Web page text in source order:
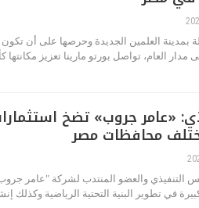
بمدينة العلمين الجديدة وحرصها على أن تكون
مدار العام، تواصل بورتو مارينا تعزيز مكانتها
«عامر جروب» تضخ
محافظات مصر
التنفيذي والعضو المنتدب لشركة "عامر
في تطوير البنية التحتية الرياضية وكذلك